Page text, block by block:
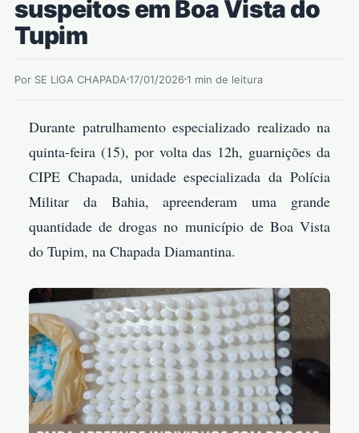
suspeitos em Boa Vista do
Tupim
Por SE LIGA CHAPADA 17/01/20261 min de leitura
Durante patrulhamento especializado realizado na
quinta-feira (15), por volta das 12h, guarnições da
CIPE Chapada, unidade especializada da Polícia
Militar da Bahia, apreenderam uma grande
quantidade de drogas no município de Boa Vista
do Tupim, na Chapada Diamantina.